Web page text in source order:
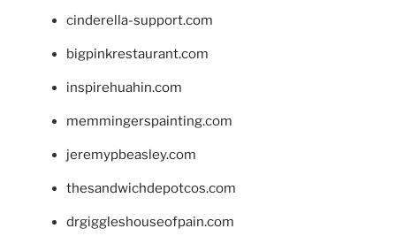
cinderella-support.com
bigpinkrestaurant.com
inspirehuahin.com
memmingerspainting.com
jeremypbeasley.com
thesandwichdepotcos.com
drgiggleshouseofpain.com